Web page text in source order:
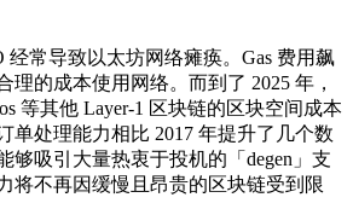
经常导致以太坊网络瘫痪。Gas 费用飙
理的成本使用网络。而到了 2025 年，
等其他 Layer-1 区块链的区块空间成本
单处理能力相比 2017 年提升了几个数
够吸引大量热衷于投机的「degen」支
将不再因缓慢且昂贵的区块链受到限